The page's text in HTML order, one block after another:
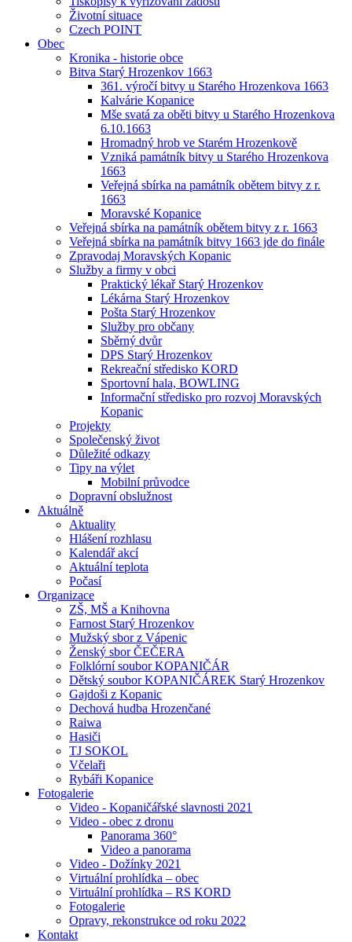
Životní situace
Czech POINT
Obec
Kronika - historie obce
Bitva Starý Hrozenkov 1663
361. výročí bitvy u Starého Hrozenkova 1663
Kalvárie Kopanice
Mše svatá za oběti bitvy u Starého Hrozenkova
6.10.1663
Hromadný hrob ve Starém Hrozenkově
Vzniká památník bitvy u Starého Hrozenkova
1663
Veřejná sbírka na památník obětem bitvy z r.
1663
Moravské Kopanice
Veřejná sbírka na památník obětem bitvy z r. 1663
Veřejná sbírka na památník bitvy 1663 jde do finále
Zpravodaj Moravských Kopanic
Služby a firmy v obci
Praktický lékař Starý Hrozenkov
Lékárna Starý Hrozenkov
Pošta Starý Hrozenkov
Služby pro občany
Sběrný dvůr
DPS Starý Hrozenkov
Rekreační středisko KORD
Sportovní hala, BOWLING
Informační středisko pro rozvoj Moravských
Kopanic
Projekty
Společenský život
Důležité odkazy
Tipy na výlet
Mobilní průvodce
Dopravní obslužnost
Aktuálně
Aktuality
Hlášení rozhlasu
Kalendář akcí
Aktuální teplota
Počasí
Organizace
ZŠ, MŠ a Knihovna
Farnost Starý Hrozenkov
Mužský sbor z Vápenic
Ženský sbor ČEČERA
Folklórní soubor KOPANIČÁR
Dětský soubor KOPANIČÁREK Starý Hrozenkov
Gajdoši z Kopanic
Dechová hudba Hrozenčané
Raiwa
Hasiči
TJ SOKOL
Včelaři
Rybáři Kopanice
Fotogalerie
Video - Kopaničářské slavnosti 2021
Video - obec z dronu
Panorama 360°
Video a panorama
Video - Dožínky 2021
Virtuální prohlídka – obec
Virtuální prohlídka – RS KORD
Fotogalerie
Opravy, rekonstrukce od roku 2022
Kontakt